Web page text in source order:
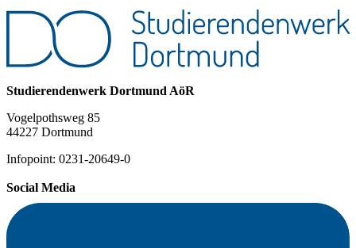
Studierendenwerk Dortmund AöR
Vogelpothsweg 85
44227 Dortmund
Infopoint: 0231-20649-0
Social Media